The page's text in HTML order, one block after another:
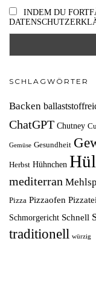
INDEM DU
SCHLAGWÖRTER
Backen
ChatGPT Chutney
Gemüse Gesundheit
Herbst Hühnchen
mediterran
Pizza Pizzaofen
Schmorgericht Schnell
traditionell würzig